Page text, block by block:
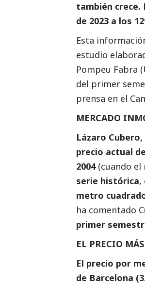
también crece.
de 2023 a los
Esta
estudio
Pompeu Fabra
del primer
prensa en el
MERCADO
Lázaro
precio actual
2004(cuando el
serie histórica,
metro
ha comentado
primer
EL PRECIO
El precio por
de Barcelona